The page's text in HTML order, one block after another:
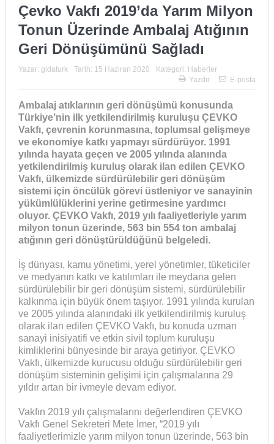
Çevko Vakfı 2019’da Yarım Milyon
Tonun Üzerinde Ambalaj Atığının
Geri Dönüşümünü Sağladı
Yazar: gidaturk Tarih: 15 Haziran 2020 Kategori: Haberler
Yazdır
E-posta
Ambalaj atıklarının geri dönüşümü konusunda
Türkiye’nin ilk yetkilendirilmiş kuruluşu ÇEVKO
Vakfı, çevrenin korunmasına, toplumsal gelişmeye
ve ekonomiye katkı yapmayı sürdürüyor. 1991
yılında hayata geçen ve 2005 yılında alanında
yetkilendirilmiş kuruluş olarak ilan edilen ÇEVKO
Vakfı, ülkemizde sürdürülebilir geri dönüşüm
sistemi için öncülük görevi üstleniyor ve sanayinin
yükümlülüklerini yerine getirmesine yardımcı
oluyor. ÇEVKO Vakfı, 2019 yılı faaliyetleriyle yarım
milyon tonun üzerinde, 563 bin 554 ton ambalaj
atığının geri dönüştürüldüğünü belgeledi.
İş dünyası, kamu yönetimi, yerel yönetimler, tüketiciler
ve medyanın katkı ve katılımları ile meydana gelen
sürdürülebilir bir geri dönüşüm sistemi, sürdürülebilir
kalkınma için büyük önem taşıyor. 1991 yılında kurulan
ve 2005 yılında alanındaki ilk yetkilendirilmiş kuruluş
olarak ilan edilen ÇEVKO Vakfı, bu konuda uzman
sanayi inisiyatifi ve etkin sivil toplum kuruluşu
kimliklerini bünyesinde bir araya getiriyor. ÇEVKO
Vakfı, ülkemizde kurucusu olduğu sürdürülebilir geri
dönüşüm sisteminin gelişimi için çalışmalarına 29
yıldır artan bir ivmeyle devam ediyor.
Vakfın 2019 yılı çalışmalarını değerlendiren ÇEVKO
Vakfı Genel Sekreteri Mete İmer, “2019 yılı
faaliyetlerimizle yarım milyon tonun üzerinde, 563 bin